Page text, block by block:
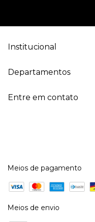
Institucional
Departamentos
Entre em contato
Meios de pagamento
Meios de envio